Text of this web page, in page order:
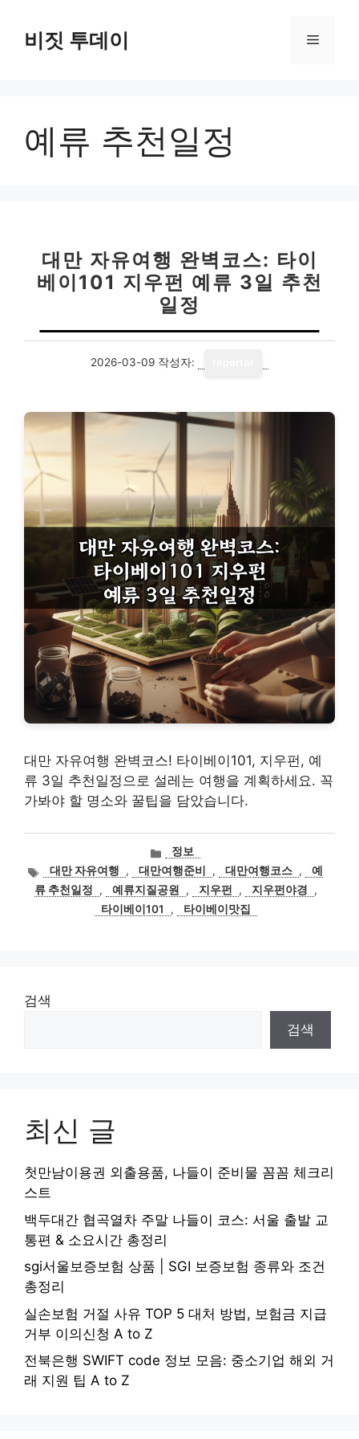
비짓 투데이 메
예류 추천일정
대만 자유여행 완벽코스: 타이
베이101 지우펀 예류 3일 추천
일정
2026-03-09 작성자:
대만 자유여행 완벽코스! 타이베이101, 지우펀, 예
류 3일 추천일정으로 설레는 여행을 계획하세요. 꼭
가봐야 할 명소와 꿀팁을 담았습니다.
카
테
고
리
정보
태
그
대만 자유여행 , 대만여행준비 , 대만여행코스 ,
예
류 추천일정
, 예류지질공원 , 지우펀 , 지우펀야경
,
타이베이101
, 타이베이맛집
검색
검색
최신 글
첫만남이용권 외출용품, 나들이 준비물 꼼꼼 체크리
스트
백두대간 협곡열차 주말 나들이 코스: 서울 출발 교
통편 & 소요시간 총정리
sgi서울보증보험 상품 | SGI 보증보험 종류와 조건
총정리
실손보험 거절 사유 TOP 5 대처 방법, 보험금 지급
거부 이의신청 A to Z
전북은행 SWIFT code 정보 모음: 중소기업 해외 거
래 지원 팁 A to Z